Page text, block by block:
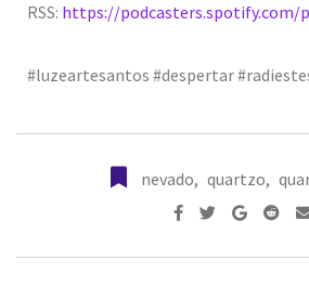
RSS: https://podcasters.spotify.com/
#luzeartesantos #despertar
nevado, quartzo,